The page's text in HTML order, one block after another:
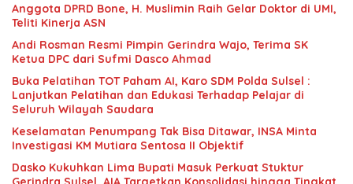
Anggota DPRD Bone, H. Muslimin Raih Gelar Doktor di UMI,
Teliti Kinerja ASN
Andi Rosman Resmi Pimpin Gerindra Wajo, Terima SK
Ketua DPC dari Sufmi Dasco Ahmad
Buka Pelatihan TOT Paham AI, Karo SDM Polda Sulsel :
Lanjutkan Pelatihan dan Edukasi Terhadap Pelajar di
Seluruh Wilayah Saudara
Keselamatan Penumpang Tak Bisa Ditawar, INSA Minta
Investigasi KM Mutiara Sentosa II Objektif
Dasko Kukuhkan Lima Bupati Masuk Perkuat Stuktur